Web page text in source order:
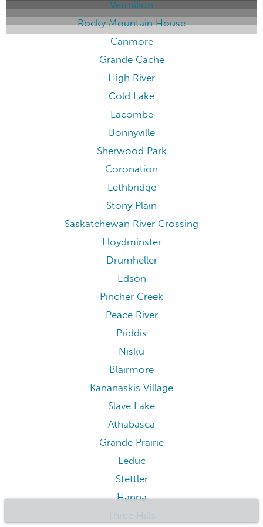
Vermilion
Rocky Mountain House
Canmore
Grande Cache
High River
Cold Lake
Lacombe
Bonnyville
Sherwood Park
Coronation
Lethbridge
Stony Plain
Saskatchewan River Crossing
Lloydminster
Drumheller
Edson
Pincher Creek
Peace River
Priddis
Nisku
Blairmore
Kananaskis Village
Slave Lake
Athabasca
Grande Prairie
Leduc
Stettler
Hanna
Three Hills